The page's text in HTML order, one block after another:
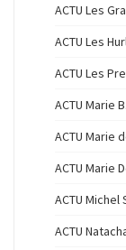
ACTU Les
ACTU Les
ACTU Les
ACTU Marie
ACTU Marie
ACTU Marie
ACTU Michel
ACTU